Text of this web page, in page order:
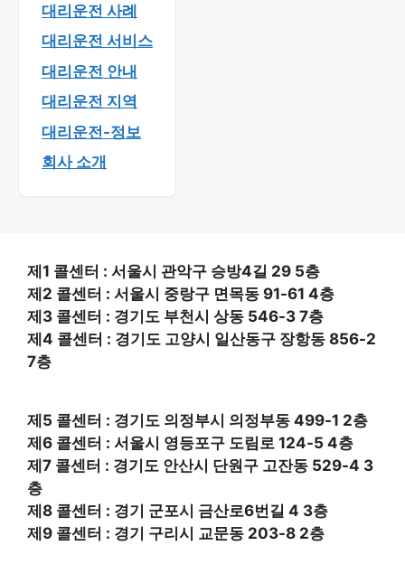
대리운전 사례
대리운전 서비스
대리운전 안내
대리운전 지역
대리운전-정보
회사 소개
제1 콜센터 : 서울시 관악구 승방4길 29 5층
제2 콜센터 : 서울시 중랑구 면목동 91-61 4층
제3 콜센터 : 경기도 부천시 상동 546-3 7층
제4 콜센터 : 경기도 고양시 일산동구 장항동 856-2
7층
제5 콜센터 : 경기도 의정부시 의정부동 499-1 2층
제6 콜센터 : 서울시 영등포구 도림로 124-5 4층
제7 콜센터 : 경기도 안산시 단원구 고잔동 529-4 3
층
제8 콜센터 : 경기 군포시 금산로6번길 4 3층
제9 콜센터 : 경기 구리시 교문동 203-8 2층